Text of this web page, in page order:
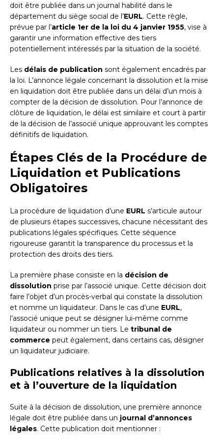
doit être publiée dans un journal habilité dans le
département du siège social de l’EURL. Cette règle,
prévue par l’article 1er de la loi du 4 janvier 1955, vise à
garantir une information effective des tiers
potentiellement intéressés par la situation de la société.
Les délais de publication sont également encadrés par
la loi. L’annonce légale concernant la dissolution et la mise
en liquidation doit être publiée dans un délai d’un mois à
compter de la décision de dissolution. Pour l’annonce de
clôture de liquidation, le délai est similaire et court à partir
de la décision de l’associé unique approuvant les comptes
définitifs de liquidation.
Étapes Clés de la Procédure de
Liquidation et Publications
Obligatoires
La procédure de liquidation d’une EURL s’articule autour
de plusieurs étapes successives, chacune nécessitant des
publications légales spécifiques. Cette séquence
rigoureuse garantit la transparence du processus et la
protection des droits des tiers.
La première phase consiste en la décision de
dissolution prise par l’associé unique. Cette décision doit
faire l’objet d’un procès-verbal qui constate la dissolution
et nomme un liquidateur. Dans le cas d’une EURL,
l’associé unique peut se désigner lui-même comme
liquidateur ou nommer un tiers. Le tribunal de
commerce peut également, dans certains cas, désigner
un liquidateur judiciaire.
Publications relatives à la dissolution
et à l’ouverture de la liquidation
Suite à la décision de dissolution, une première annonce
légale doit être publiée dans un journal d’annonces
légales. Cette publication doit mentionner :